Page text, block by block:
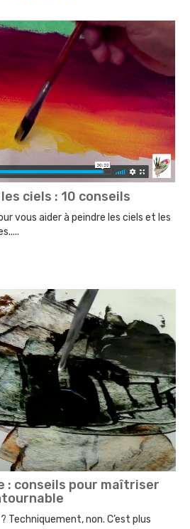
ciels : 10 conseils
vous aider à peindre les ciels et les
: conseils pour maîtriser
Techniquement, non. C’est plus